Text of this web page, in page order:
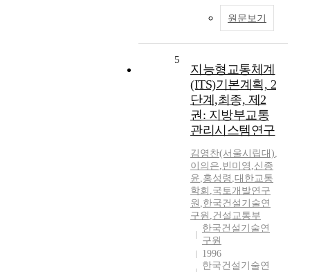
원문보기
5
지능형교통체계
(ITS)기본계획, 2
단계,최종, 제2
권: 지방부교통
관리시스템연구
김영찬(서울시립대),
이의은,빈미영 ,신종
윤,홍성령 ,대한교통
학회 ,국토개발연구
원 ,한국건설기술연
구원 ,건설교통부
한국건설기술연
구원
1996
한국건설기술연